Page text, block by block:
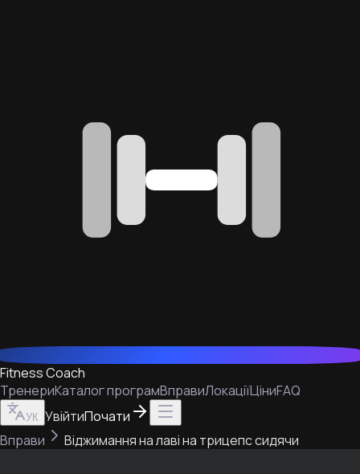
Fitness Coach
ТренериКаталог програмВправиЛокаціїЦіниFAQ
УК УвійтиПочати
Вправи
Віджимання на лаві на трицепс сидячи